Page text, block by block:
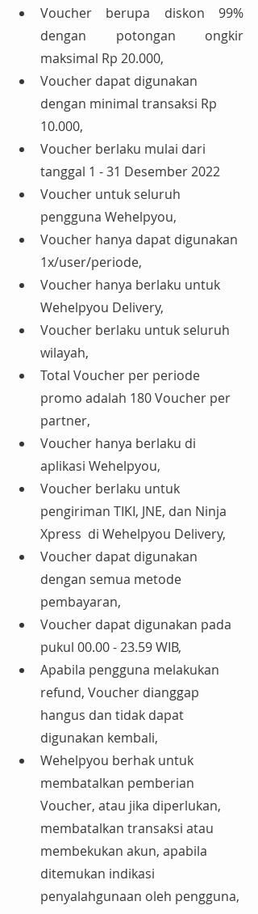
Voucher berupa diskon 99%
dengan potongan ongkir
maksimal Rp 20.000,
Voucher dapat digunakan
dengan minimal transaksi Rp
10.000,
Voucher berlaku mulai dari
tanggal 1 - 31 Desember 2022
Voucher untuk seluruh
pengguna Wehelpyou,
Voucher hanya dapat digunakan
1x/user/periode,
Voucher hanya berlaku untuk
Wehelpyou Delivery,
Voucher berlaku untuk seluruh
wilayah,
Total Voucher per periode
promo adalah 180 Voucher per
partner,
Voucher hanya berlaku di
aplikasi Wehelpyou,
Voucher berlaku untuk
pengiriman TIKI, JNE, dan Ninja
Xpress  di Wehelpyou Delivery,
Voucher dapat digunakan
dengan semua metode
pembayaran,
Voucher dapat digunakan pada
pukul 00.00 - 23.59 WIB,
Apabila pengguna melakukan
refund, Voucher dianggap
hangus dan tidak dapat
digunakan kembali,
Wehelpyou berhak untuk
membatalkan pemberian
Voucher, atau jika diperlukan,
membatalkan transaksi atau
membekukan akun, apabila
ditemukan indikasi
penyalahgunaan oleh pengguna,